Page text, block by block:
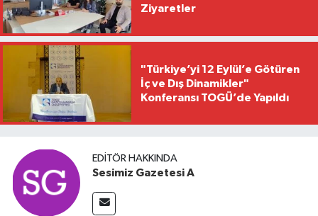
Ziyaretler
"Türkiye’yi 12 Eylül’e Götüren
İç ve Dış Dinamikler"
Konferansı TOGÜ’de Yapıldı
EDITÖR HAKKINDA
Sesimiz Gazetesi A